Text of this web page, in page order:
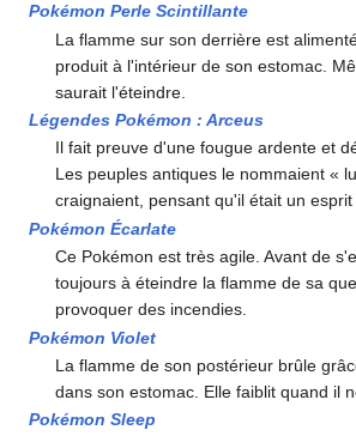
Pokémon Perle Scintillante
La flamme sur son derrière est
produit à l'intérieur de son estomac.
saurait l'éteindre.
Légendes Pokémon : Arceus
Il fait preuve d'une fougue ardente et
Les peuples antiques le nommaient «
craignaient, pensant qu'il était un esprit
Pokémon Écarlate
Ce Pokémon est très agile. Avant de
toujours à éteindre la flamme de sa
provoquer des incendies.
Pokémon Violet
La flamme de son postérieur brûle
dans son estomac. Elle faiblit quand il
Pokémon Sleep